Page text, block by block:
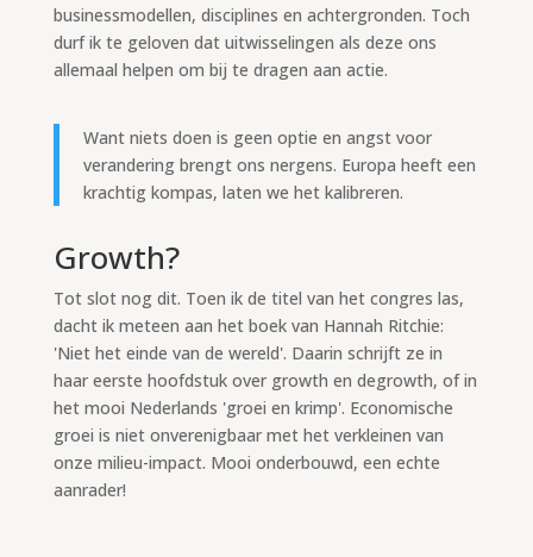
businessmodellen, disciplines en achtergronden. Toch
durf ik te geloven dat uitwisselingen als deze ons
allemaal helpen om bij te dragen aan actie.
Want niets doen is geen optie en angst voor
verandering brengt ons nergens. Europa heeft een
krachtig kompas, laten we het kalibreren.
Growth?
Tot slot nog dit. Toen ik de titel van het congres las,
dacht ik meteen aan het boek van Hannah Ritchie:
'Niet het einde van de wereld'. Daarin schrijft ze in
haar eerste hoofdstuk over growth en degrowth, of in
het mooi Nederlands 'groei en krimp'. Economische
groei is niet onverenigbaar met het verkleinen van
onze milieu-impact. Mooi onderbouwd, een echte
aanrader!